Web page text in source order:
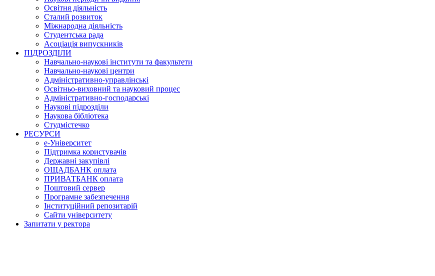
Освітня діяльність
Сталий розвиток
Міжнародна діяльність
Студентська рада
Асоціація випускників
ПІДРОЗДІЛИ
Навчально-наукові інститути та факультети
Навчально-наукові центри
Адміністративно-управлінські
Освітньо-виховний та науковий процес
Адміністративно-господарські
Наукові підрозділи
Наукова бібліотека
Студмістечко
РЕСУРСИ
е-Університет
Підтримка користувачів
Державні закупівлі
ОЩАДБАНК оплата
ПРИВАТБАНК оплата
Поштовий сервер
Програмне забезпечення
Інституційний репозитарій
Сайти університету
Запитати у ректора